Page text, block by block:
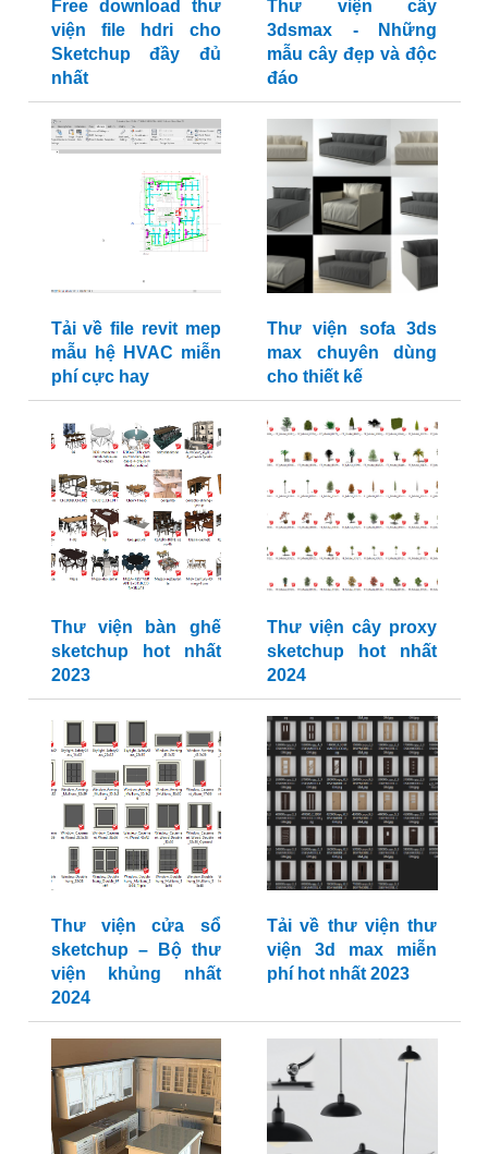
Free download thư
viện file hdri cho
Sketchup đầy đủ
nhất
Thư viện cây
3dsmax - Những
mẫu cây đẹp và độc
đáo
Tải về file revit mep
mẫu hệ HVAC miễn
phí cực hay
Thư viện sofa 3ds
max chuyên dùng
cho thiết kế
Thư viện bàn ghế
sketchup hot nhất
2023
Thư viện cây proxy
sketchup hot nhất
2024
Thư viện cửa sổ
sketchup – Bộ thư
viện khủng nhất
2024
Tải về thư viện thư
viện 3d max miễn
phí hot nhất 2023